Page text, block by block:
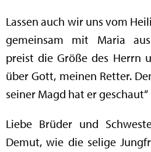
Lassen auch wir uns vom
gemeinsam mit Maria
preist die Größe des Herrn
über Gott, meinen Retter.
seiner Magd hat er geschaut“
Liebe Brüder und
Demut, wie die selige